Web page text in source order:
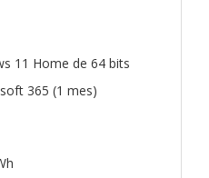
11 Home de 64 bits
365 (1 mes)